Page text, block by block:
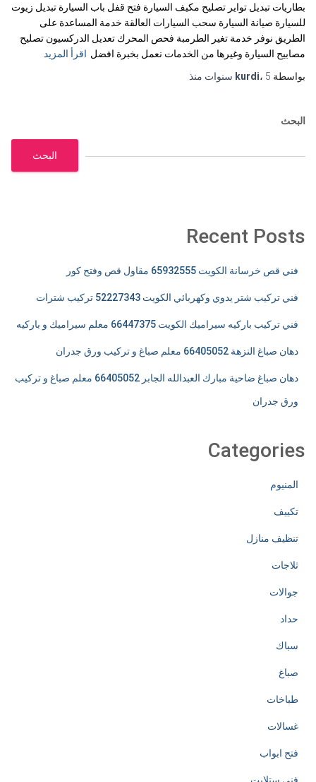
بطاريات تبديل تواير تصليح مكيف السيارة فتح قفل باب السيارة تبديل زيوت
للسيارة صيانة السيارة سحب السيارات العالقة خدمة المساعدة على
الطريق نوفر خدمة تغير الطرمبة فحص المحرك تعديل الدركسيون تصليح
مصابيح السيارة وغيرها من الخدمات نعمل بخبرة افضل اقرأ المزيد
بواسطة
kurdi، 5 سنوات منذ
البحث
البحث
Recent Posts
فني قص خرسانة الكويت 65932555 مقاول قص وفتح كور
فني تركيب شتر يدوي وكهربائي الكويت 52227343 تركيب شترات
فني تركيب باركيه سيراميك الكويت 66447375 معلم سيراميك و باركيه
دهان صباغ النزهة 66405052 معلم صباغ و تركيب ورق جدران
دهان صباغ ضاحية مبارك العبدالله الجابر 66405052 معلم صباغ و تركيب
ورق جدران
Categories
المنيوم
تكييف
تنظيف منازل
ثلاجات
جوالات
حداد
سباك
صباغ
طباخات
غسالات
فتح ابواب
فني ستلايت